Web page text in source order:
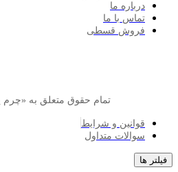
ما
با ما
قسطی
تمام حقوق متعلق به «چرم
و شرایط
متداول